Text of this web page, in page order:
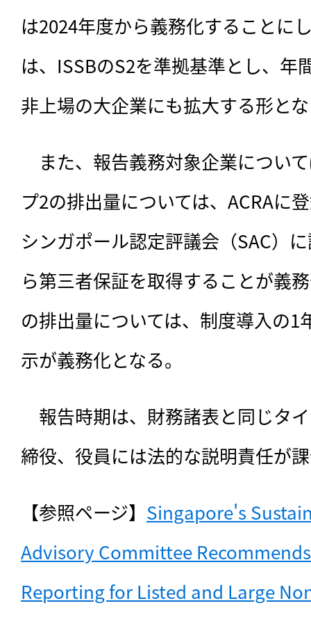
は2024年度から義務化することに
は、ISSBのS2を準拠基準とし、年
非上場の大企業にも拡大する形と
また、報告義務対象企業につい
プ2の排出量については、ACRAに
シンガポール認定評議会（SAC）
ら第三者保証を取得することが義
の排出量については、制度導入の1
示が義務化となる。
報告時期は、財務諸表と同じタ
締役、役員には法的な説明責任が
【参照ページ】 Singapore's
Advisory Committee
Reporting for Listed and Large